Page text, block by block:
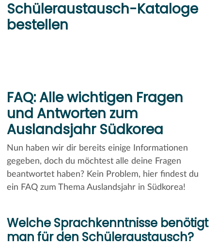
Schüleraustausch-Kataloge
bestellen
FAQ: Alle wichtigen Fragen
und Antworten zum
Auslandsjahr Südkorea
Nun haben wir dir bereits einige Informationen
gegeben, doch du möchtest alle deine Fragen
beantwortet haben? Kein Problem, hier findest du
ein FAQ zum Thema Auslandsjahr in Südkorea!
Welche Sprachkenntnisse benötigt
man für den Schüleraustausch?